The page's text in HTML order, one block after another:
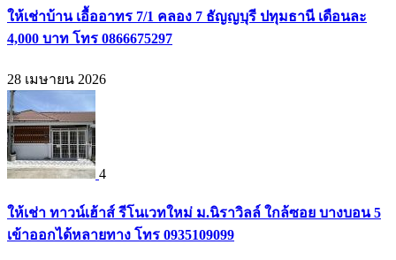
ให้เช่าบ้าน เอื้ออาทร 7/1 คลอง 7 ธัญญบุรี ปทุมธานี เดือนละ
4,000 บาท โทร 0866675297
28 เมษายน 2026
4
ให้เช่า ทาวน์เฮ้าส์ รีโนเวทใหม่ ม.นิราวิลล์ ใกล้ซอย บางบอน 5
เข้าออกได้หลายทาง โทร 0935109099